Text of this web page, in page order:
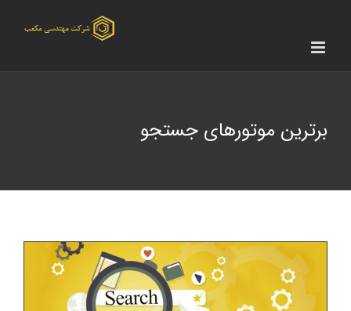
content
برترین موتورهای جستجو